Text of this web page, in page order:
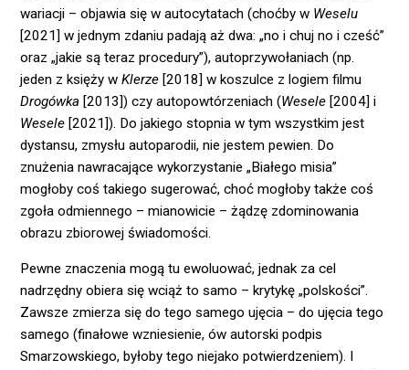
wariacji – objawia się w autocytatach (choćby w Weselu
[2021] w jednym zdaniu padają aż dwa: „no i chuj no i cześć”
oraz „jakie są teraz procedury”), autoprzywołaniach (np.
jeden z księży wKlerze [2018] w koszulce z logiem filmu
Drogówka [2013]) czy autopowtórzeniach (Wesele [2004] i
Wesele [2021]). Do jakiego stopnia w tym wszystkim jest
dystansu, zmysłu autoparodii, nie jestem pewien. Do
znużenia nawracające wykorzystanie „Białego misia”
mogłoby coś takiego sugerować, choć mogłoby także coś
zgoła odmiennego – mianowicie – żądzę zdominowania
obrazu zbiorowej świadomości.
Pewne znaczenia mogą tu ewoluować, jednak za cel
nadrzędny obiera się wciąż to samo – krytykę „polskości”.
Zawsze zmierza się do tego samego ujęcia – do ujęcia tego
samego (finałowe wzniesienie, ów autorski podpis
Smarzowskiego, byłoby tego niejako potwierdzeniem). I